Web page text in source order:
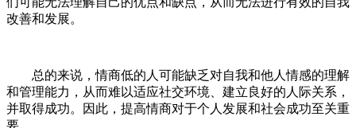
改善和发展。
总的来说，情商低的人可能缺乏对自我和他人情感的理解
和管理能力，从而难以适应社交环境、建立良好的人际关系，
并取得成功。因此，提高情商对于个人发展和社会成功至关重
要。